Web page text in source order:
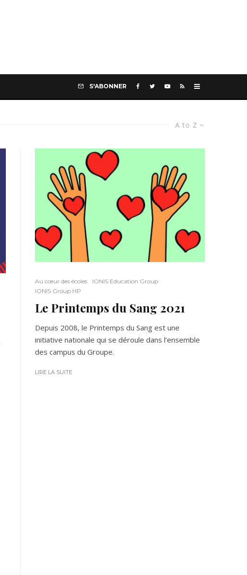
S'ABONNER
A to Z
Au cœur des écoles
IONIS Education Group
IONIS Group HP
Le Printemps du Sang 2021
Depuis 2008, le Printemps du Sang est une
initiative nationale qui se déroule dans l’ensemble
des campus du Groupe.
LIRE LA SUITE